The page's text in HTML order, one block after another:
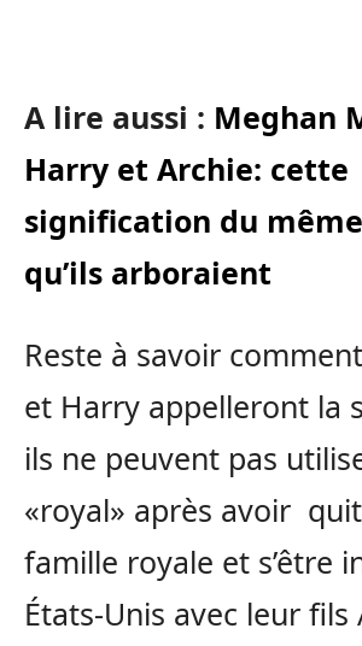
A lire aussi : Meghan
Harry et Archie: cette
signification du
qu’ils arboraient
Reste à savoir
et Harry appelleront la
ils ne peuvent pas
«royal» après avoir
famille royale et s’être
États-Unis avec leur fils